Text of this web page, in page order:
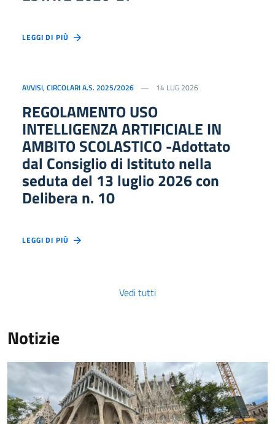
LEGGI DI PIÙ
AVVISI, CIRCOLARI A.S. 2025/2026 14 LUG 2026
REGOLAMENTO USO
INTELLIGENZA ARTIFICIALE IN
AMBITO SCOLASTICO -Adottato
dal Consiglio di Istituto nella
seduta del 13 luglio 2026 con
Delibera n. 10
LEGGI DI PIÙ
Vedi tutti
Notizie